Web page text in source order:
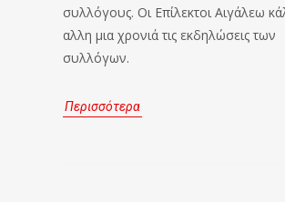
συλλόγους. Οι Επίλεκτοι Αιγάλεω
αλλη μια χρονιά τις εκδηλώσεις των
συλλόγων.
Περισσότερα